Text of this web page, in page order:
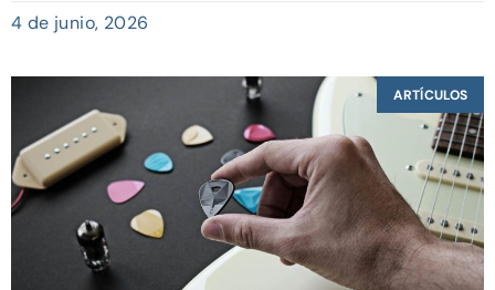
4 de junio, 2026
ARTÍCULOS